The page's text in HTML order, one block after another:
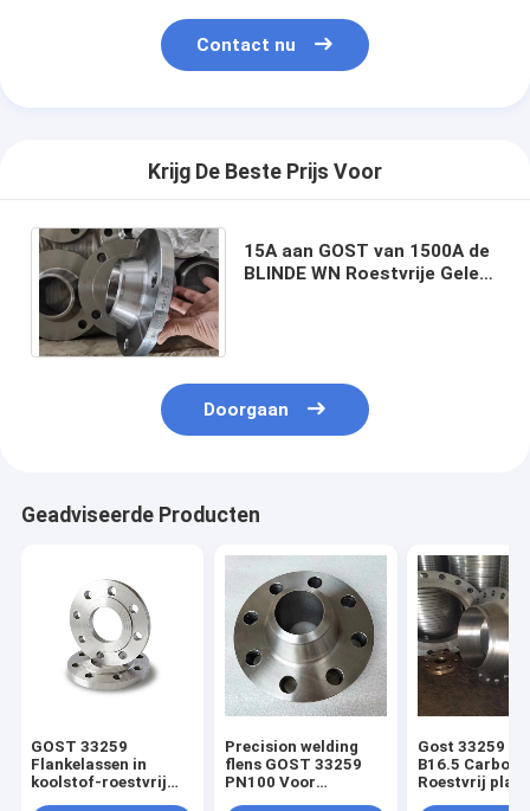
Contact nu
Krijg De Beste Prijs Voor
15A aan GOST van 1500A de
BLINDE WN Roestvrije Gele
Doorgaan
Geadviseerde Producten
GOST 33259
Flankelassen in
koolstof-roestvrij
Precision welding
flens GOST 33259
PN100 Voor
Gost 33259
B16.5 Carbon
Roestvrij